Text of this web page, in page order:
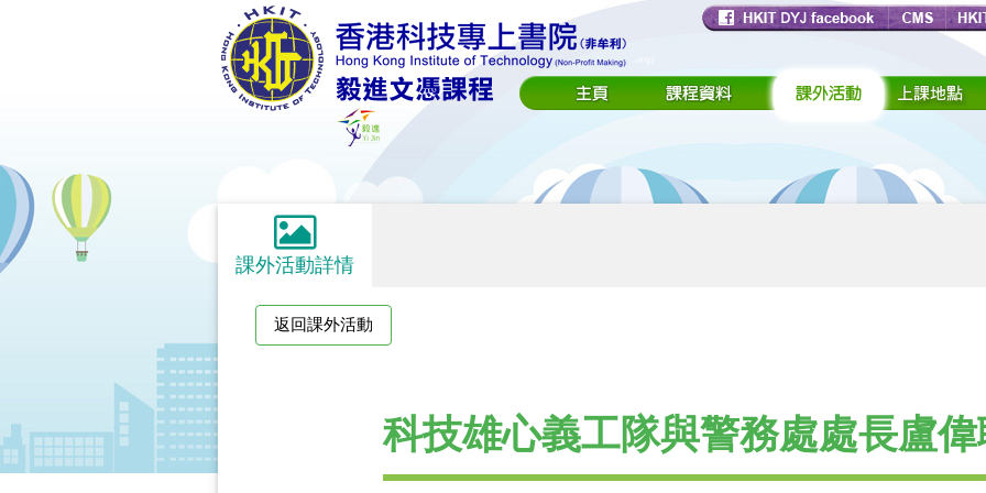
課外活動詳情
返回課外活動
科技雄心義工隊與警務處處長盧